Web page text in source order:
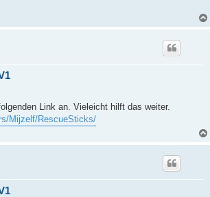
Link an. Vieleicht hilft das weiter.
Mijzelf/RescueSticks/